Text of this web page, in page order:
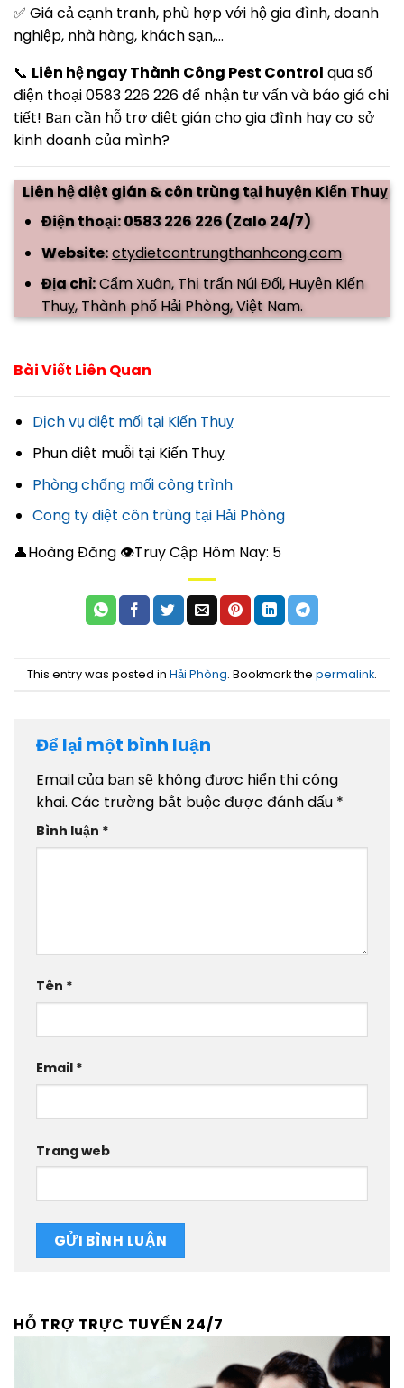
✅ Giá cả cạnh tranh, phù hợp với hộ gia đình, doanh
nghiệp, nhà hàng, khách sạn,…
📞 Liên hệ ngay Thành Công Pest Control qua số
điện thoại 0583 226 226 để nhận tư vấn và báo giá chi
tiết! Bạn cần hỗ trợ diệt gián cho gia đình hay cơ sở
kinh doanh của mình?
Liên hệ diệt gián & côn trùng tại huyện Kiến Thuỵ
Điện thoại: 0583 226 226 (Zalo 24/7)
Website:ctydietcontrungthanhcong.com
Địa chỉ:Cẩm Xuân, Thị trấn Núi Đối, Huyện Kiến
Thuỵ, Thành phố Hải Phòng, Việt Nam.
Bài Viết Liên Quan
Dịch vụ diệt mối tại Kiến Thuỵ
Phun diệt muỗi tại Kiến Thuỵ
Phòng chống mối công trình
Cong ty diệt côn trùng tại Hải Phòng
👤Hoàng Đăng 👁Truy Cập Hôm Nay: 5
This entry was posted in Hải Phòng. Bookmark the permalink.
Để lại một bình luận
Email của bạn sẽ không được hiển thị công
khai. Các trường bắt buộc được đánh dấu *
Bình luận *
Tên *
Email *
Trang web
HỖ TRỢ TRỰC TUYẾN 24/7